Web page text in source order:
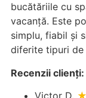
bucătăriile cu
vacanță. Este
simplu, fiabil și
diferite tipuri de
Recenzii clienți:
Victor D.